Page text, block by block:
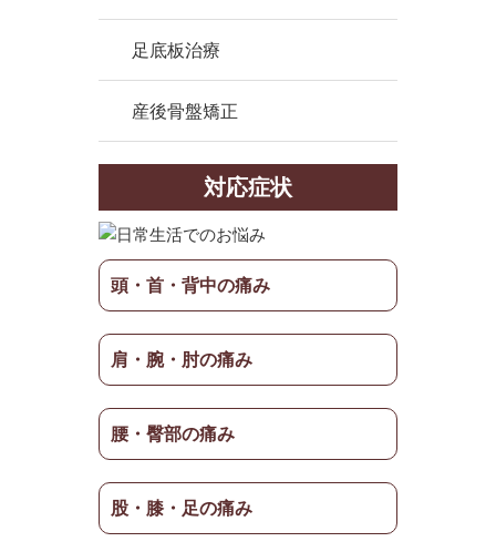
足底板治療
産後骨盤矯正
対応症状
頭・首・背中の痛み
肩・腕・肘の痛み
腰・臀部の痛み
股・膝・足の痛み